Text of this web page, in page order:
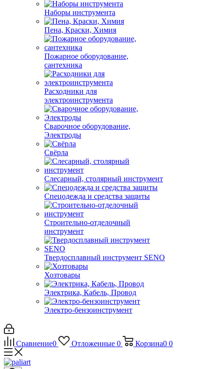
Наборы инструмента
Пена, Краски, Химия
Пожарное оборудование,
сантехника
Расходники для
электроинструмента
Сварочное оборудование,
Электроды
Свёрла
Слесарный, столярный инструмент
Спецодежда и средства защиты
Строительно-отделочный
инструмент
Твердосплавный инструмент SENO
Хозтовары
Электрика, Кабель, Провод
Электро-бензоинструмент
Сравнение0 Отложенные 0 Корзина0 0